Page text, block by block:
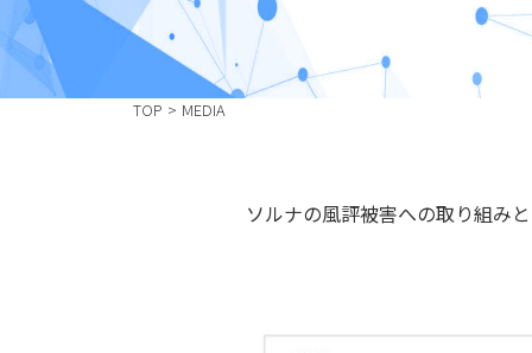
TOP MEDIA
ソルナの風評被害への取り組み